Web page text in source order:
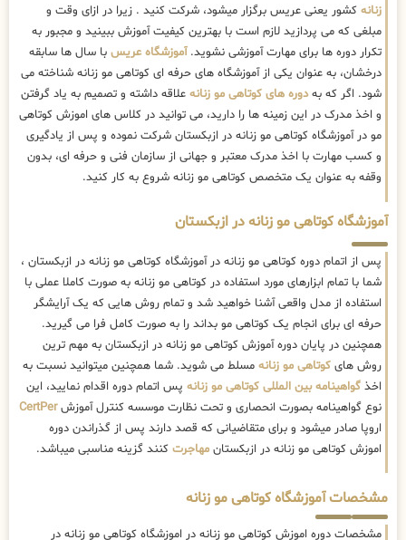
زنانه کشور یعنی عریس برگزار میشود، شرکت کنید . زیرا در ازای وقت و
مبلغی که می پردازید لازم است با بهترین کیفیت آموزش ببینید و مجبور به
تکرار دوره ها برای مهارت آموزشی نشوید.آموزشگاه عریس با سال ها سابقه
درخشان، به عنوان یکی از آموزشگاه های حرفه ای کوتاهی مو زنانه شناخته می
شود. اگر که بهدوره های کوتاهی مو زنانه علاقه داشته و تصمیم به یاد گرفتن
و اخذ مدرک در این زمینه ها را دارید، می توانید در کلاس های اموزش کوتاهی
مو در آموزشگاه کوتاهی مو زنانه در ازبکستان شرکت نموده و پس از یادگیری
و کسب مهارت با اخذ مدرک معتبر و جهانی از سازمان فنی و حرفه ای، بدون
وقفه به عنوان یک متخصص کوتاهی مو زنانه شروع به کار کنید.
آموزشگاه کوتاهی مو زنانه در ازبکستان
پس از اتمام دوره کوتاهی مو زنانه در آموزشگاه کوتاهی مو زنانه در ازبکستان ،
شما با تمام ابزارهای مورد استفاده در کوتاهی مو زنانه به صورت کاملا عملی با
استفاده از مدل واقعی آشنا خواهید شد و تمام روش هایی که یک آرایشگر
حرفه ای برای انجام یک کوتاهی مو بداند را به صورت کامل فرا می گیرید.
همچنین در پایان دوره آموزش کوتاهی مو زنانه در ازبکستان به مهم ترین
روش های کوتاهی مو زنانه مسلط می شوید. شما همچنین میتوانید نسبت به
اخذ گواهینامه بین المللی کوتاهی مو زنانه پس اتمام دوره اقدام نمایید، این
نوع گواهینامه بصورت انحصاری و تحت نظارت موسسه کنترل آموزشCertPer
اروپا صادر میشود و برای متقاضیانی که قصد دارند پس از گذراندن دوره
اموزش کوتاهی مو زنانه در ازبکستان مهاجرت کنند گزینه مناسبی میباشد.
مشخصات آموزشگاه کوتاهی مو زنانه
مشخصات دوره اموزش کوتاهی مو زنانه در اموزشگاه کوتاهی مو زنانه در